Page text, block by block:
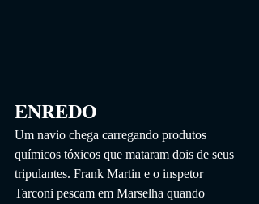
ENREDO
Um navio chega carregando produtos
químicos tóxicos que mataram dois de seus
tripulantes. Frank Martin e o inspetor
Tarconi pescam em Marselha quando